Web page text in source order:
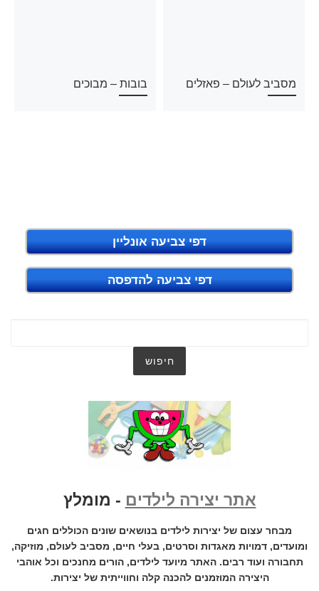
מסביב לעולם – פאזלים בובות – מבוכים
דפי צביעה אונליין
דפי צביעה להדפסה
אתר יצירה לילדים - מומלץ
מבחר עצום של יצירות לילדים בנושאים שונים הכוללים חגים
ומועדים, דמויות מאגדות וסרטים, בעלי חיים, מסביב לעולם, מוזיקה,
תחבורה ועוד רבים. האתר מיועד לילדים, הורים מחנכים וכל אוהבי
היצירה המוזמנים להכנה קלה וחווייתית של יצירות.